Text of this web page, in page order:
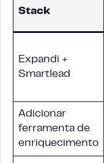
Stack
Expandi +
Smartlead
Adicionar
ferramenta de
enriquecimento